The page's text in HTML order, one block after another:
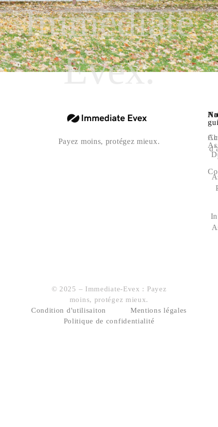
Immediate
Evex.
Payez moins, protégez mieux.
© 2025 – Immediate-Evex : Payez
moins, protégez mieux.
Condition d'utilisaiton
Mentions légales
Politique de confidentialité